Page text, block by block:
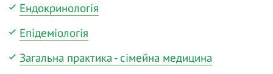
Ендокринологія
Епідеміологія
Загальна практика - сімейна медицина